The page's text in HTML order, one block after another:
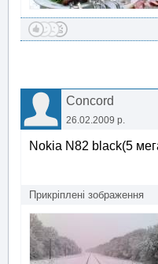
Concord
26.02.2009 р.
Nokia N82 black(5
Прикріплені зображення